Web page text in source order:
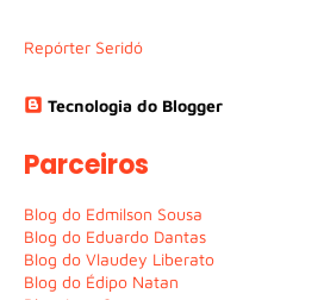
Repórter Seridó
Tecnologia do Blogger
Parceiros
Blog do Edmilson Sousa
Blog do Eduardo Dantas
Blog do Vlaudey Liberato
Blog do Édipo Natan